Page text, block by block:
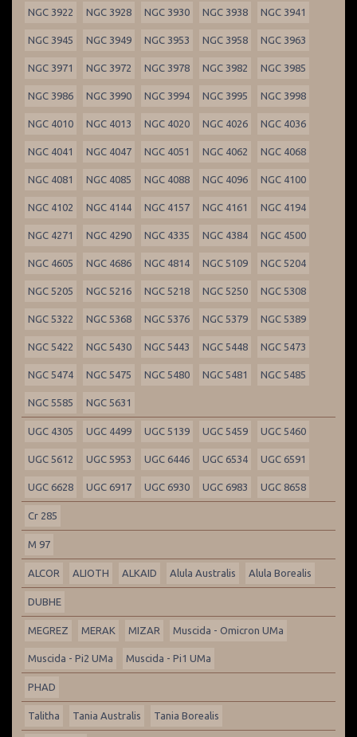
NGC 3922 NGC 3928 NGC 3930 NGC 3938 NGC 3941
NGC 3945 NGC 3949 NGC 3953 NGC 3958 NGC 3963
NGC 3971 NGC 3972 NGC 3978 NGC 3982 NGC 3985
NGC 3986 NGC 3990 NGC 3994 NGC 3995 NGC 3998
NGC 4010 NGC 4013 NGC 4020 NGC 4026 NGC 4036
NGC 4041 NGC 4047 NGC 4051 NGC 4062 NGC 4068
NGC 4081 NGC 4085 NGC 4088 NGC 4096 NGC 4100
NGC 4102 NGC 4144 NGC 4157 NGC 4161 NGC 4194
NGC 4271 NGC 4290 NGC 4335 NGC 4384 NGC 4500
NGC 4605 NGC 4686 NGC 4814 NGC 5109 NGC 5204
NGC 5205 NGC 5216 NGC 5218 NGC 5250 NGC 5308
NGC 5322 NGC 5368 NGC 5376 NGC 5379 NGC 5389
NGC 5422 NGC 5430 NGC 5443 NGC 5448 NGC 5473
NGC 5474 NGC 5475 NGC 5480 NGC 5481 NGC 5485
NGC 5585 NGC 5631
UGC 4305 UGC 4499 UGC 5139 UGC 5459 UGC 5460
UGC 5612 UGC 5953 UGC 6446 UGC 6534 UGC 6591
UGC 6628 UGC 6917 UGC 6930 UGC 6983 UGC 8658
Cr 285
M 97
ALCOR ALIOTH ALKAID Alula Australis Alula Borealis
DUBHE
MEGREZ MERAK MIZAR Muscida - Omicron UMa
Muscida - Pi2 UMa Muscida - Pi1 UMa
PHAD
Talitha Tania Australis Tania Borealis